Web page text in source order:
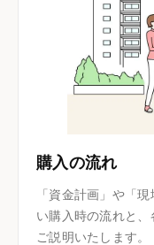
購入の流れ
「資金計画」や「
い購入時の流れと
ご説明いたします。